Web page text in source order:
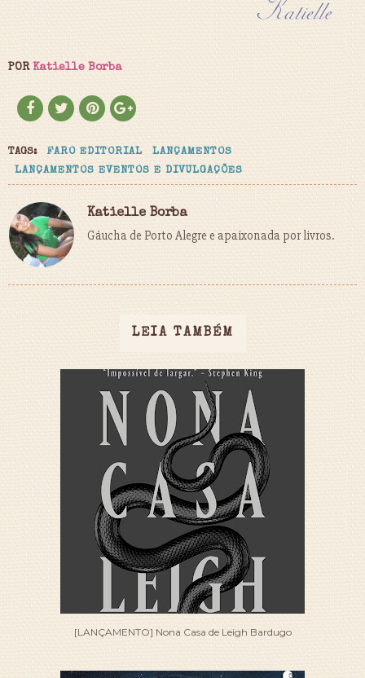
POR Katielle Borba
TAGS: FARO EDITORIAL
LANÇAMENTOS
LANÇAMENTOS EVENTOS E DIVULGAÇÕES
Katielle Borba
Gáucha de Porto Alegre e apaixonada por livros.
LEIA TAMBÉM
[LANÇAMENTO] Nona Casa de Leigh Bardugo